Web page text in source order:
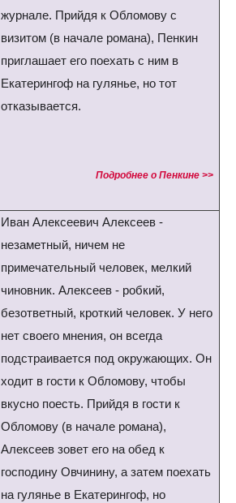
журнале. Прийдя к Обломову с
визитом (в начале романа), Пенкин
приглашает его поехать с ним в
Екатерингоф на гулянье, но тот
отказывается.
Подробнее о Пенкине >>
Иван Алексеевич Алексеев -
незаметный, ничем не
примечательный человек, мелкий
чиновник. Алексеев - робкий,
безответный, кроткий человек. У него
нет своего мнения, он всегда
подстраивается под окружающих. Он
ходит в гости к Обломову, чтобы
вкусно поесть. Прийдя в гости к
Обломову (в начале романа),
Алексеев зовет его на обед к
господину Овчинину, а затем поехать
на гулянье в Екатерингоф, но